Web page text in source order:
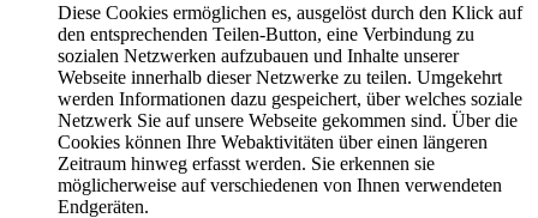
Diese Cookies ermöglichen es, ausgelöst durch den Klick auf
den entsprechenden Teilen-Button, eine Verbindung zu
sozialen Netzwerken aufzubauen und Inhalte unserer
Webseite innerhalb dieser Netzwerke zu teilen. Umgekehrt
werden Informationen dazu gespeichert, über welches soziale
Netzwerk Sie auf unsere Webseite gekommen sind. Über die
Cookies können Ihre Webaktivitäten über einen längeren
Zeitraum hinweg erfasst werden. Sie erkennen sie
möglicherweise auf verschiedenen von Ihnen verwendeten
Endgeräten.